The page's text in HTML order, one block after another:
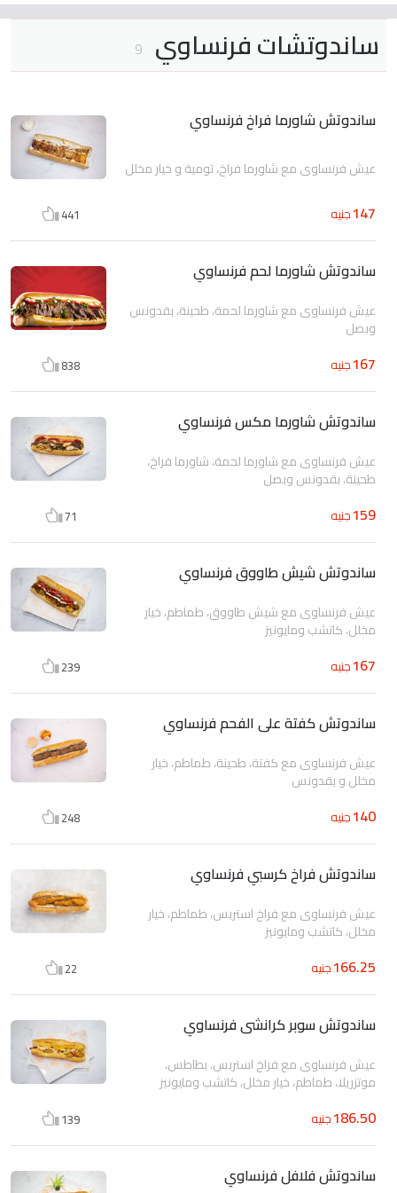
ساندوتشات فرنساوي 9
ساندوتش شاورما فراخ فرنساوي
عيش فرنساوى مع شاورما فراخ، تومية و خيار مخلل
147جنيه 441
ساندوتش شاورما لحم فرنساوي
عيش فرنساوى مع شاورما لحمة، طحينة، بقدونس
وبصل
167جنيه 838
ساندوتش شاورما مكس فرنساوي
عيش فرنساوى مع شاورما لحمة، شاورما فراخ،
طحينة، بقدونس وبصل
159جنيه 71
ساندوتش شيش طاووق فرنساوي
عيش فرنساوى مع شيش طاووق، طماطم، خيار
مخلل، كاتشب ومايونيز
167جنيه 239
ساندوتش كفتة على الفحم فرنساوي
عيش فرنساوى مع كفتة، طحينة، طماطم، خيار
مخلل و بقدونس
140جنيه 248
ساندوتش فراخ كرسبي فرنساوي
عيش فرنساوى مع فراخ استربس، طماطم، خيار
مخلل، كاتشب ومايونيز
166.25جنيه 22
ساندوتش سوبر كرانشى فرنساوي
عيش فرنساوى مع فراخ استربس، بطاطس،
موتزريلا، طماطم، خيار مخلل، كاتشب ومايونيز
186.50جنيه 139
ساندوتش فلافل فرنساوي